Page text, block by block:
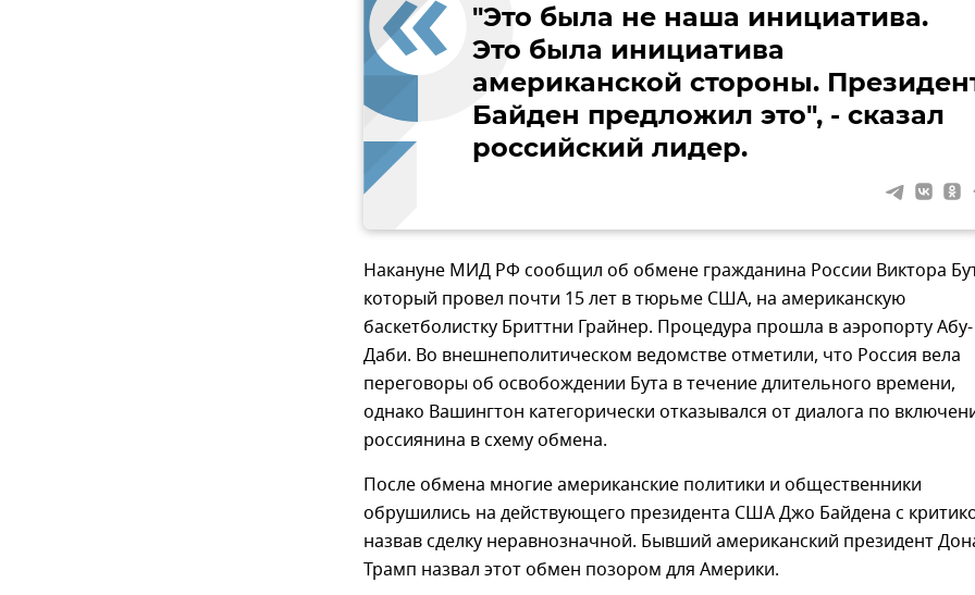
"Это была не наша инициатива.
Это была инициатива
американской стороны.
Байден предложил это", - сказал
российский лидер.
Накануне МИД РФ сообщил об обмене гражданина России Виктора
который провел почти 15 лет в тюрьме США, на американскую
баскетболистку Бриттни Грайнер. Процедура прошла в аэропорту Абу-
Даби. Во внешнеполитическом ведомстве отметили, что Россия вела
переговоры об освобождении Бута в течение длительного времени,
однако Вашингтон категорически отказывался от диалога по
россиянина в схему обмена.
После обмена многие американские политики и общественники
обрушились на действующего президента США Джо Байдена с
назвав сделку неравнозначной. Бывший американский президент
Трамп назвал этот обмен позором для Америки.